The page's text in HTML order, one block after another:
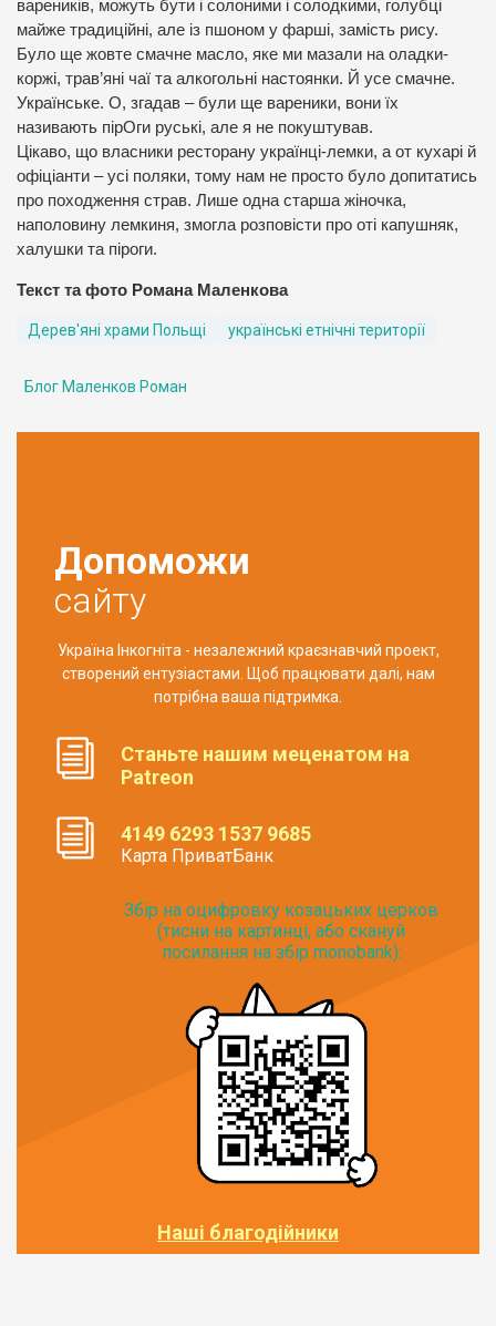
вареників, можуть бути і солоними і солодкими, голубці
майже традиційні, але із пшоном у фарші, замість рису.
Було ще жовте смачне масло, яке ми мазали на оладки-
коржі, трав’яні чаї та алкогольні настоянки. Й усе смачне.
Українське. О, згадав – були ще вареники, вони їх
називають пірОги руські, але я не покуштував.
Цікаво, що власники ресторану українці-лемки, а от кухарі й
офіціанти – усі поляки, тому нам не просто було допитатись
про походження страв. Лише одна старша жіночка,
наполовину лемкиня, змогла розповісти про оті капушняк,
халушки та піроги.
Текст та фото Романа Маленкова
Дерев'яні храми Польщі українські етнічні території
Блог Маленков Роман
Допоможи
сайту
Україна Інкогніта - незалежний краєзнавчий проект,
створений ентузіастами. Щоб працювати далі, нам
потрібна ваша підтримка.
Станьте нашим меценатом на
Patreon
4149 6293 1537 9685
Карта ПриватБанк
Збір на оцифровку козацьких церков
(тисни на картинці, або скануй
посилання на збір monobank):
Наші благодійники